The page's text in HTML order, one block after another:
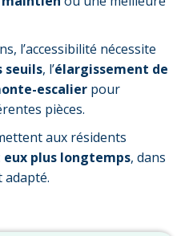
l’accessibilité nécessite
seuils, l’élargissement de
escalier pour
pièces.
aux résidents
eux plus longtemps, dans